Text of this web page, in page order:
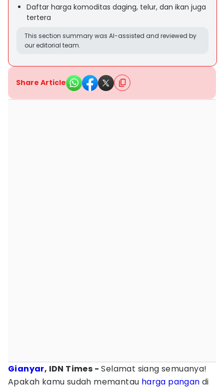
Daftar harga komoditas daging, telur, dan ikan juga
tertera
This section summary was AI-assisted and reviewed by
our editorial team.
Share Article
Gianyar, IDN Times - Selamat siang semuanya!
Apakah kamu sudah memantau harga pangan di